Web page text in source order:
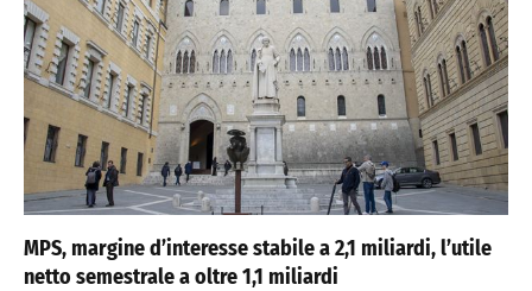
MPS, margine d’interesse stabile a 2,1 miliardi, l’utile
netto semestrale a oltre 1,1 miliardi